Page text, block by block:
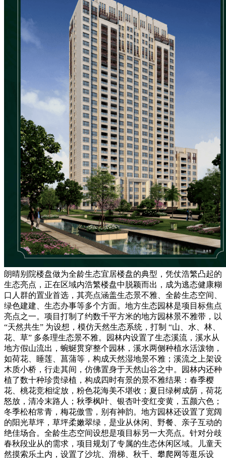
朗晴别院楼盘做为全龄生态宜居楼盘的典型，凭仗浩繁凸起的
生态亮点，正在区域内浩繁楼盘中脱颖而出，成为逃态健康糊
口人群的置业首选，其亮点涵盖生态景不雅、全龄生态空间、
绿色建建、生态办事等多个方面。地方生态园林是项目标焦点
亮点之一。项目打制了约数千平方米的地方园林景不雅带，以
“天然共生” 为设想，模仿天然生态系统，打制 “山、水、林、
花、草” 多条理生态景不雅。园林内设置了生态溪流，溪水从
地方假山流出，蜿蜒贯穿整个园林，溪水两侧种植水活泼物，
如荷花、睡莲、菖蒲等，构成天然湿地景不雅；溪流之上架设
木质小桥，行走其间，仿佛置身于天然山谷之中。园林内还种
植了数十种珍贵绿植，构成四时有景的景不雅结果：春季樱
花、桃花竞相绽放，粉色花海美不堪收；夏日绿树成荫，荷花
怒放，清冷末路人；秋季枫叶、银杏叶变红变黄，五颜六色；
冬季松柏常青，梅花傲雪，别有神韵。地方园林还设置了宽阔
的阳光草坪，草坪柔嫩翠绿，是业从休闲、野餐、亲子互动的
绝佳场合。全龄生态空间设想是项目标另一大亮点。针对分歧
春秋段业从的需求，项目规划了专属的生态休闲区域。儿童天
然摸索乐土内，设置了沙坑、滑梯、秋千、攀爬网等逛乐设